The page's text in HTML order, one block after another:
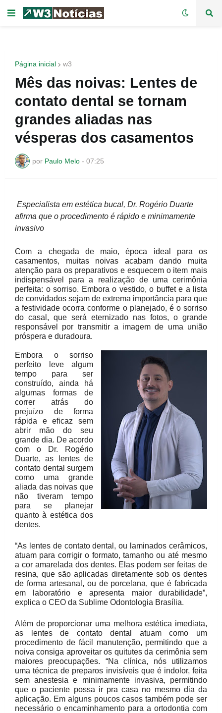
Página inicial w3
Mês das noivas: Lentes de
contato dental se tornam
grandes aliadas nas
vésperas dos casamentos
por Paulo Melo - 07:25
Especialista em estética bucal, Dr. Rogério Duarte
afirma que o procedimento é rápido e minimamente
invasivo
Com a chegada de maio, época ideal para os
casamentos, muitas noivas acabam dando muita
atenção para os preparativos e esquecem o item mais
indispensável para a realização de uma cerimônia
perfeita: o sorriso. Embora o vestido, o buffet e a lista
de convidados sejam de extrema importância para que
a festividade ocorra conforme o planejado, é o sorriso
do casal, que será eternizado nas fotos, o grande
responsável por transmitir a imagem de uma união
próspera e duradoura.
Embora o sorriso
perfeito leve algum
tempo para ser
construído, ainda há
algumas formas de
correr atrás do
prejuízo de forma
rápida e eficaz sem
abrir mão do seu
grande dia. De acordo
com o Dr. Rogério
Duarte, as lentes de
contato dental surgem
como uma grande
aliada das noivas que
não tiveram tempo
para se planejar
quanto à estética dos
dentes.
“As lentes de contato dental, ou laminados cerâmicos,
atuam para corrigir o formato, tamanho ou até mesmo
a cor amarelada dos dentes. Elas podem ser feitas de
resina, que são aplicadas diretamente sob os dentes
de forma artesanal, ou de porcelana, que é fabricada
em laboratório e apresenta maior durabilidade”,
explica o CEO da Sublime Odontologia Brasília.
Além de proporcionar uma melhora estética imediata,
as lentes de contato dental atuam como um
procedimento de fácil manutenção, permitindo que a
noiva consiga aproveitar os quitutes da cerimônia sem
maiores preocupações. “Na clínica, nós utilizamos
uma técnica de preparos invisíveis que é indolor, feita
sem anestesia e minimamente invasiva, permitindo
que o paciente possa ir pra casa no mesmo dia da
aplicação. Em alguns poucos casos também pode ser
necessário o encaminhamento para a ortodontia com